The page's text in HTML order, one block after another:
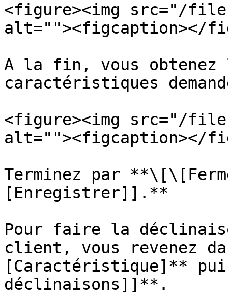
<figure><img src="/files/
alt=""><figcaption></
A la fin, vous
caractéristiques
<figure><img src="/files/
alt=""><figcaption></
Terminez par
[Enregistrer]].**
Pour faire la
client, vous revenez
[Caractéristique]**
déclinaisons]]**.